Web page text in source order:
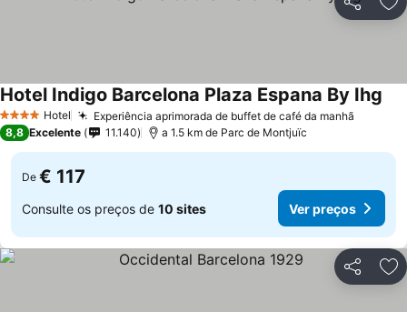
Partilhar
4 EstrelasHotel Experiência aprimorada de buffet de café da manhã
Hotel Indigo Barcelona Plaza Espana By Ihg
8,8 Excelente 11.140 a 1.5 km de Parc de Montjuïc
De € 117
Consulte os preços de 10 sites Ver preços
Partilhar